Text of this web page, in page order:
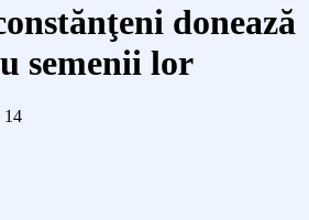
donează
semenii lor
14